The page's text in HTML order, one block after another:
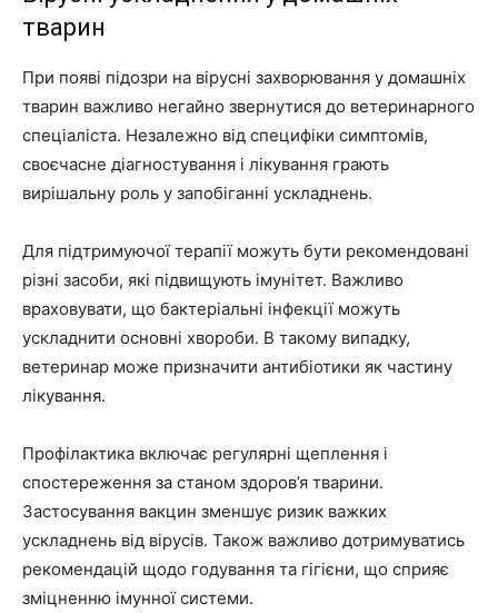
тварин
При появі підозри на вірусні захворювання у домашніх
тварин важливо негайно звернутися до ветеринарного
спеціаліста. Незалежно від специфіки симптомів,
своєчасне діагностування і лікування грають
вирішальну роль у запобіганні ускладнень.
Для підтримуючої терапії можуть бути рекомендовані
різні засоби, які підвищують імунітет. Важливо
враховувати, що бактеріальні інфекції можуть
ускладнити основні хвороби. В такому випадку,
ветеринар може призначити антибіотики як частину
лікування.
Профілактика включає регулярні щеплення і
спостереження за станом здоров’я тварини.
Застосування вакцин зменшує ризик важких
ускладнень від вірусів. Також важливо дотримуватись
рекомендацій щодо годування та гігієни, що сприяє
зміцненню імунної системи.